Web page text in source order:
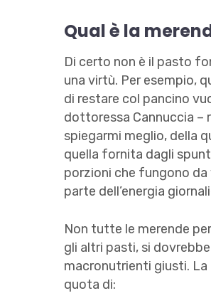
Qual è la
Di certo non è il pasto
una virtù. Per esempio,
di restare col pancino
dottoressa Cannuccia –
spiegarmi meglio, della
quella fornita dagli
porzioni che fungono da
parte dell’energia
Non tutte le merende
gli altri pasti, si
macronutrienti giusti. La
quota di: